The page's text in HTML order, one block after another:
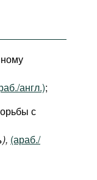
англ.);
с
), (араб./